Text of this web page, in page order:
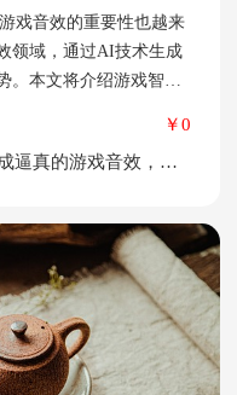
戏音效的重要性也越来
领域，通过AI技术生成
。本文将介绍游戏智能
不可或缺的一部分，它
地融入游戏世界中。游
￥0
游戏智能音效领域通过AI技术生成逼真的游戏音效，增强游戏的沉浸感